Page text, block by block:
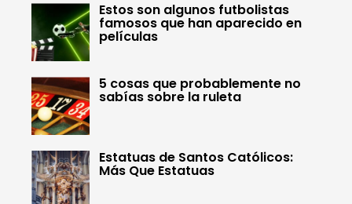
Estos son algunos futbolistas
famosos que han aparecido en
películas
5 cosas que probablemente no
sabías sobre la ruleta
Estatuas de Santos Católicos:
Más Que Estatuas